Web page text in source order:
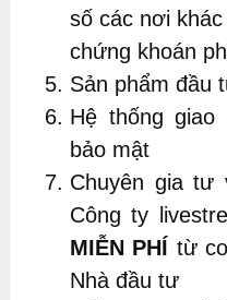
số các nơi
chứng khoán
Sản phẩm đầu
Hệ thống giao
bảo mật
Chuyên gia tư
Công ty
MIỄN PHÍ từ
Nhà đầu tư